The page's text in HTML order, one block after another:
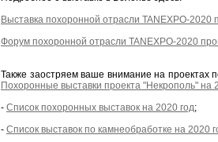
Выставка похоронной отрасли TANEXPO-
Форум похоронной отрасли TANEXPO-2020
Также заостряем ваше внимание на
Похоронные выставки проекта "Некрополь" на
- Список похоронных выставок на 2020 год;
- Список выставок по камнеобработке на 2020